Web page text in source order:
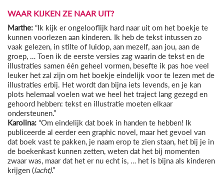
WAAR KIJKEN ZE NAAR UIT?
Marthe: “Ik kijk er ongelooflijk hard naar uit om het boekje te
kunnen voorlezen aan kinderen. Ik heb de tekst intussen zo
vaak gelezen, in stilte of luidop, aan mezelf, aan jou, aan de
groep, … Toen ik de eerste versies zag waarin de tekst en de
illustraties samen één geheel vormen, besefte ik pas hoe veel
leuker het zal zijn om het boekje eindelijk voor te lezen met de
illustraties erbij. Het wordt dan bijna iets levends, en je kan
plots helemaal voelen wat we heel het traject lang gezegd en
gehoord hebben: tekst en illustratie moeten elkaar
ondersteunen.”
Karolina: “Om eindelijk dat boek in handen te hebben! Ik
publiceerde al eerder een graphic novel, maar het gevoel van
dat boek vast te pakken, je naam erop te zien staan, het bij je in
de boekenkast kunnen zetten, weten dat het bij momenten
zwaar was, maar dat het er nu echt is, … het is bijna als kinderen
krijgen (lacht).”